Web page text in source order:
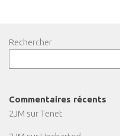
Rechercher
Commentaires récents
2JM surTenet